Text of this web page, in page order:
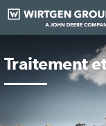
Traitement